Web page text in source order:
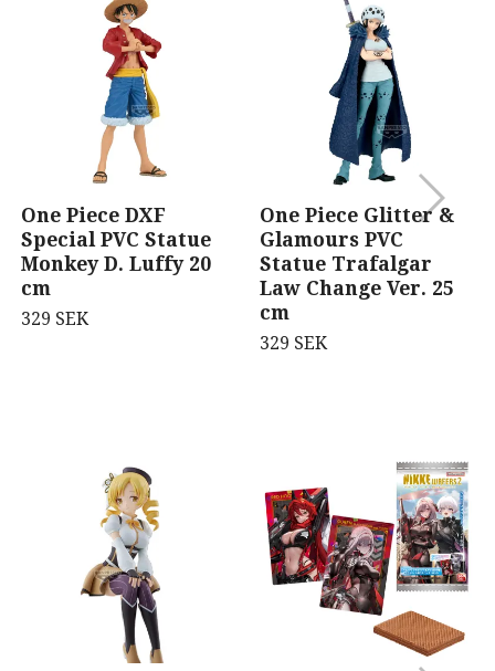
One Piece DXF
Special PVC Statue
Monkey D. Luffy 20
cm
329 SEK
One Piece Glitter &
Glamours PVC
Statue Trafalgar
Law Change Ver. 25
cm
329 SEK